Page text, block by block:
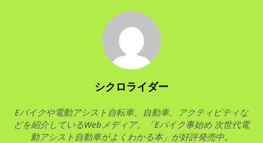
シクロライダー
Eバイクや電動アシスト自転車、自動車、アクティビティな
どを紹介しているWebメディア。「Eバイク事始め 次世代電
動アシスト自動車がよくわかる本」が好評発売中。